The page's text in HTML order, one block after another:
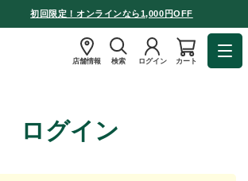
初回限定！オンラインなら1,000円OFF
店舗情報 検索 ログイン カート
ログイン